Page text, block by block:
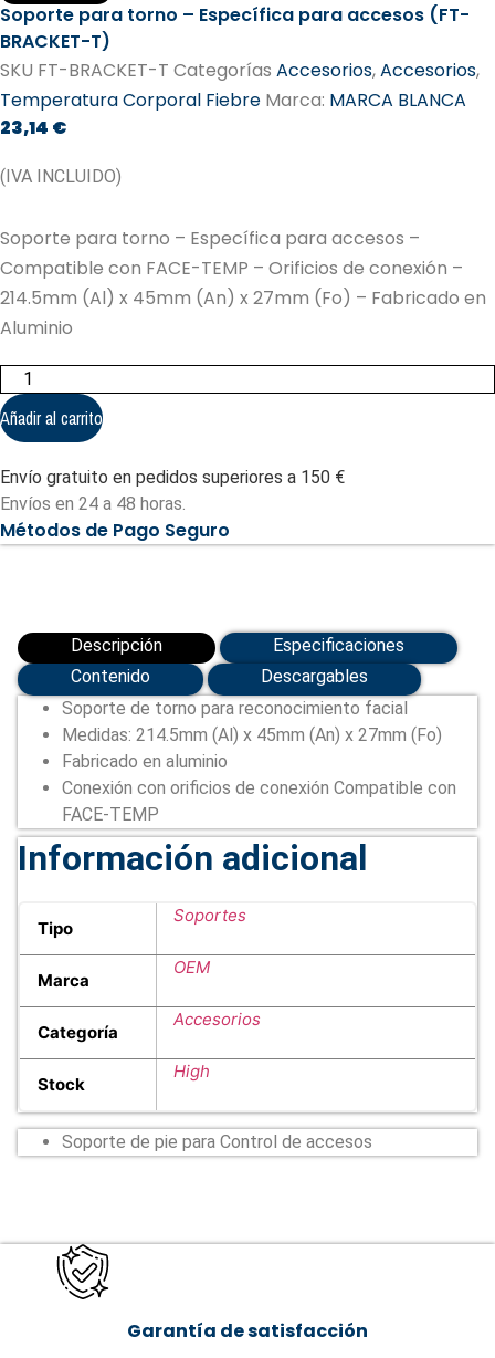
Soporte para torno – Específica para accesos (FT-
BRACKET-T)
SKU FT-BRACKET-T Categorías Accesorios,Accesorios,
Temperatura Corporal Fiebre Marca: MARCA BLANCA
23,14 €
(IVA INCLUIDO)
Soporte para torno – Específica para accesos –
Compatible con FACE-TEMP – Orificios de conexión –
214.5mm (Al) x 45mm (An) x 27mm (Fo) – Fabricado en
Aluminio
Soporte
para
torno
-
Específica
accesos
(FT-
BRACKET-
T)
cantidad
Añadir al carrito
Envío gratuito en pedidos superiores a 150 €
Envíos en 24 a 48 horas.
Métodos de Pago Seguro
Descripción
Especificaciones
Contenido
Descargables
Soporte de torno para reconocimiento facial
Medidas: 214.5mm (Al) x 45mm (An) x 27mm (Fo)
Fabricado en aluminio
Conexión con orificios de conexión Compatible con
FACE-TEMP
Información adicional
Tipo
Soportes
Marca
OEM
Categoría
Accesorios
Stock
High
Soporte de pie para Control de accesos
Garantía de satisfacción